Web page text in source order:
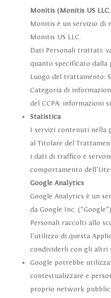
Monitis (Monitis US
Monitis è un servizio di
Monitis US LLC.
Dati Personali trattati:
quanto specificato dalla
Luogo del trattamento:
Categoria di
del CCPA: informazioni
Statistica
I servizi contenuti nella
al Titolare del
i dati di traffico e
comportamento
Google Analytics
Google Analytics è un
da Google Inc.
Personali raccolti allo
l’utilizzo di questa
condividerli con gli altri
Google potrebbe
contestualizzare e
proprio network